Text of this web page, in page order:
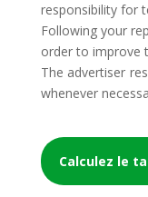
responsibility for
Following your
order to improve
The advertiser
whenever
Calculez le